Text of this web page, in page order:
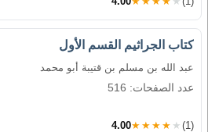
كتاب الجراثيم القسم الأول
عبد الله بن مسلم بن قتيبة أبو محمد
عدد الصفحات: 516
4.00★★★★★ (1)